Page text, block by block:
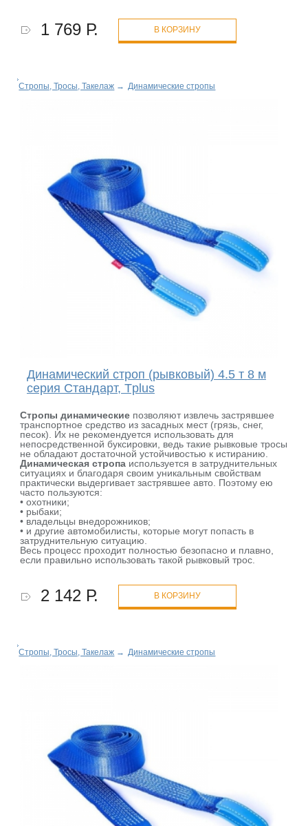
1 769 Р. В КОРЗИНУ
Стропы, Тросы, Такелаж → Динамические стропы
Динамический строп (рывковый) 4.5 т 8 м
серия Стандарт, Tplus
Стропы динамические позволяют извлечь застрявшее
транспортное средство из засадных мест (грязь, снег,
песок). Их не рекомендуется использовать для
непосредственной буксировки, ведь такие рывковые тросы
не обладают достаточной устойчивостью к истиранию.
Динамическая стропа используется в затруднительных
ситуациях и благодаря своим уникальным свойствам
практически выдергивает застрявшее авто. Поэтому ею
часто пользуются:
• охотники;
• рыбаки;
• владельцы внедорожников;
• и другие автомобилисты, которые могут попасть в
затруднительную ситуацию.
Весь процесс проходит полностью безопасно и плавно,
если правильно использовать такой рывковый трос.
2 142 Р. В КОРЗИНУ
Стропы, Тросы, Такелаж → Динамические стропы